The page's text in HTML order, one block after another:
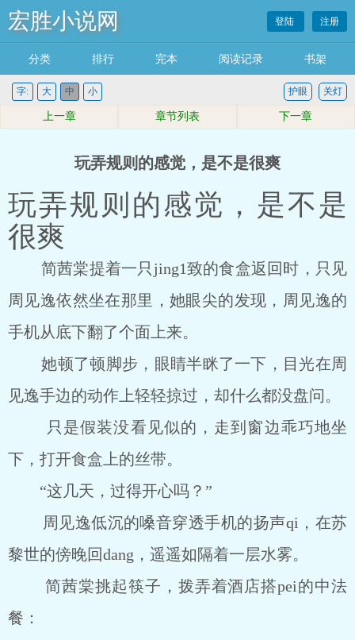
宏胜小说网 登陆 注册
分类 排行 完本 阅读记录 书架
字: 大 中 小 关灯
护眼
上一章 章节列表 下一章
玩弄规则的感觉，是不是很爽
玩弄规则的感觉，是不是
很爽
简茜棠提着一只jing1致的食盒返回时，只见
周见逸依然坐在那里，她眼尖的发现，周见逸的
手机从底下翻了个面上来。
她顿了顿脚步，眼睛半眯了一下，目光在周
见逸手边的动作上轻轻掠过，却什么都没盘问。
只是假装没看见似的，走到窗边乖巧地坐
下，打开食盒上的丝带。
“这几天，过得开心吗？”
周见逸低沉的嗓音穿透手机的扬声qi，在苏
黎世的傍晚回dang，遥遥如隔着一层水雾。
简茜棠挑起筷子，拨弄着酒店搭pei的中法
餐：